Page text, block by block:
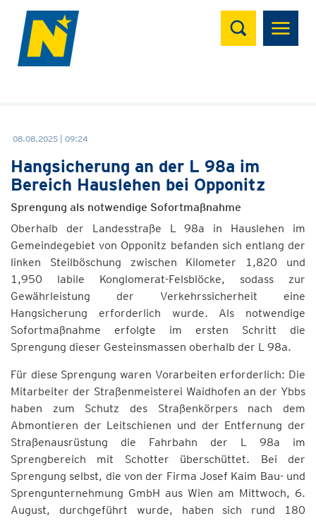
Suchen
08.08.2025 | 09:24
Hangsicherung an der L 98a im
Bereich Hauslehen bei Opponitz
Sprengung als notwendige Sofortmaßnahme
Oberhalb der Landesstraße L 98a in Hauslehen im
Gemeindegebiet von Opponitz befanden sich entlang der
linken Steilböschung zwischen Kilometer 1,820 und
1,950 labile Konglomerat-Felsblöcke, sodass zur
Gewährleistung der Verkehrssicherheit eine
Hangsicherung erforderlich wurde. Als notwendige
Sofortmaßnahme erfolgte im ersten Schritt die
Sprengung dieser Gesteinsmassen oberhalb der L 98a.
Für diese Sprengung waren Vorarbeiten erforderlich: Die
Mitarbeiter der Straßenmeisterei Waidhofen an der Ybbs
haben zum Schutz des Straßenkörpers nach dem
Abmontieren der Leitschienen und der Entfernung der
Straßenausrüstung die Fahrbahn der L 98a im
Sprengbereich mit Schotter überschüttet. Bei der
Sprengung selbst, die von der Firma Josef Kaim Bau- und
Sprengunternehmung GmbH aus Wien am Mittwoch, 6.
August, durchgeführt wurde, haben sich rund 180